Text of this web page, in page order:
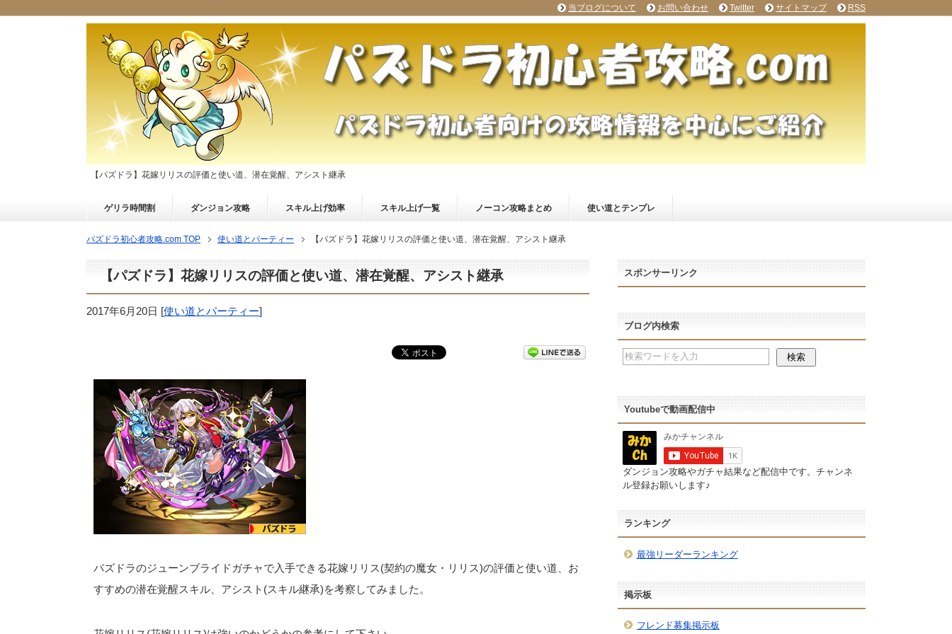
【パズドラ】花嫁リリスの評価と使い道、潜在覚醒、アシスト継承
ゲリラ時間割 ダンジョン攻略 スキル上げ効率 スキル上げ一覧 ノーコン攻略まとめ 使い道とテンプレ
パズドラ初心者攻略.com TOP 使い道とパーティー 【パズドラ】花嫁リリスの評価と使い道、潜在覚醒、アシスト継承
【パズドラ】花嫁リリスの評価と使い道、潜在覚醒、アシスト継承
2017年6月20日 [使い道とパーティー]
パズドラのジューンブライドガチャで入手できる花嫁リリス(契約の魔女・リリス)の評価と使い道、お
すすめの潜在覚醒スキル、アシスト(スキル継承)を考察してみました。
スポンサーリンク
ブログ内検索
Youtubeで動画配信中
ダンジョン攻略やガチャ結果など配信中です。チャンネ
ル登録お願いします♪
ランキング
最強リーダーランキング
掲示板
フレンド募集掲示板
当ブログについて お問い合わせ Twitter サイトマップ RSS